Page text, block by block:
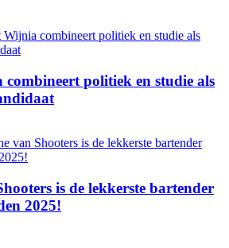
politiek en studie als
is de lekkerste bartender
2025!